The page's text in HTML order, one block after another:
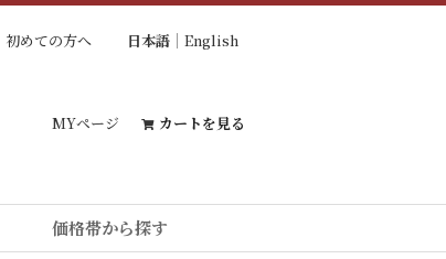
初めての方へ 日本語 English
MYページ カートを見る
価格帯から探す